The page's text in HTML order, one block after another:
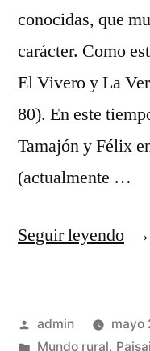
conocidas, que
carácter. Como
El Vivero y La
80). En este
Tamajón y Félix
(actualmente …
Seguir leyendo
Publicado
por
admin
mayo
Publicado
Mundo rural,